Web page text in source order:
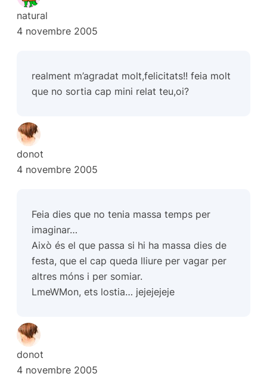
natural
4 novembre 2005
realment m’agradat molt,felicitats!! feia molt
que no sortia cap mini relat teu,oi?
donot
4 novembre 2005
Feia dies que no tenia massa temps per
imaginar…
Això és el que passa si hi ha massa dies de
festa, que el cap queda lliure per vagar per
altres móns i per somiar.
LmeWMon, ets lostia… jejejejeje
donot
4 novembre 2005